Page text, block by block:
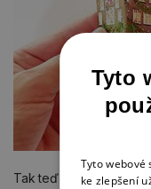
Tak teď už víte, jak
Tyto
Tyto webové
ke zlepšení